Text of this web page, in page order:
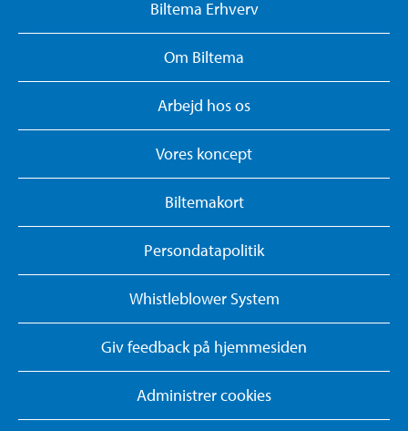
Biltema Erhverv
Om Biltema
Arbejd hos os
Vores koncept
Biltemakort
Persondatapolitik
Whistleblower System
Giv feedback på hjemmesiden
Administrer cookies